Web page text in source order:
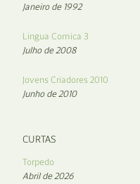
Janeiro de 1992
Lingua Comica 3
Julho de 2008
Jovens Criadores 2010
Junho de 2010
CURTAS
Torpedo
Abril de 2026